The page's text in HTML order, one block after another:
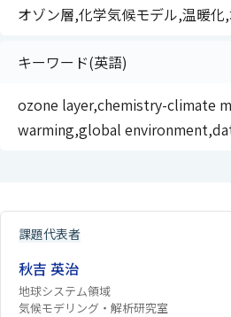
オゾン層,化学気候モデル,温暖
キーワード(英語)
ozone layer,chemistry-climate
warming,global
課題代表者
秋吉 英治
地球システム領域
気候モデリング・解析研究室